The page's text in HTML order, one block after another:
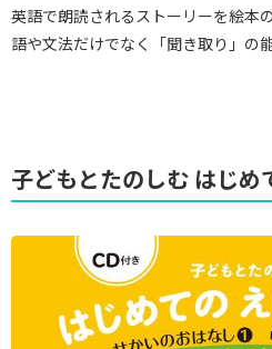
英語で朗読されるストーリーを絵本
語や文法だけでなく「聞き取り」の
子どもとたのしむ はじめ